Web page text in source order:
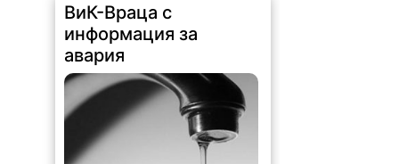
ВиК-Враца с
информация за
авария